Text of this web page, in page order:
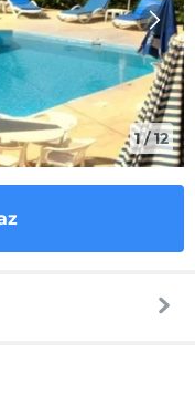
1/12